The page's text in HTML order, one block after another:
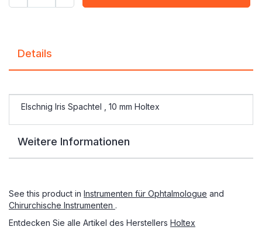
Details
Elschnig Iris Spachtel , 10 mm Holtex
Weitere Informationen
See this product in Instrumenten für Ophtalmologue and
Chirurchische Instrumenten .
Entdecken Sie alle Artikel des Herstellers Holtex